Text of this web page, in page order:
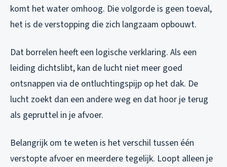
komt het water omhoog. Die volgorde is geen toeval,
het is de verstopping die zich langzaam opbouwt.
Dat borrelen heeft een logische verklaring. Als een
leiding dichtslibt, kan de lucht niet meer goed
ontsnappen via de ontluchtingspijp op het dak. De
lucht zoekt dan een andere weg en dat hoor je terug
als gepruttel in je afvoer.
Belangrijk om te weten is het verschil tussen één
verstopte afvoer en meerdere tegelijk. Loopt alleen je